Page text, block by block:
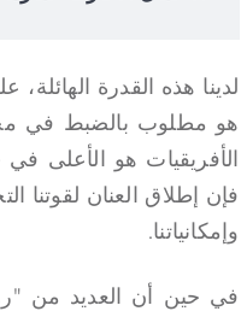
لدينا هذه القدرة
هو مطلوب بالضبط في
فإن إطلاق العنان لقوتنا
وإمكانياتنا.
في حين أن العديد من